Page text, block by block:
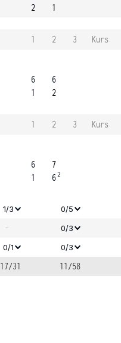
2
1
1 2 3
Kurs
6
1
6
2
1 2 3
Kurs
6
1
7
62
1/3
0/5
-
0/3
0/1 0/3
17/31 11/58